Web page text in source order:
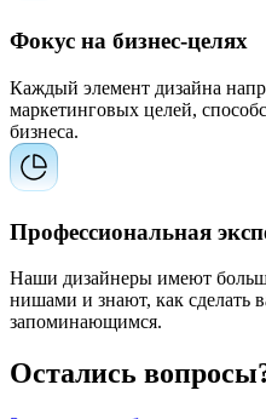
Фокус на бизнес-целях
Каждый элемент дизайна
маркетинговых целей,
бизнеса.
Профессиональная
Наши дизайнеры имеют
нишами и знают, как сделать
запоминающимся.
Остались